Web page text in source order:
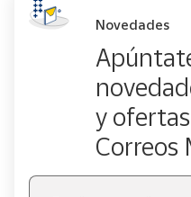
Novedades
y
Correos